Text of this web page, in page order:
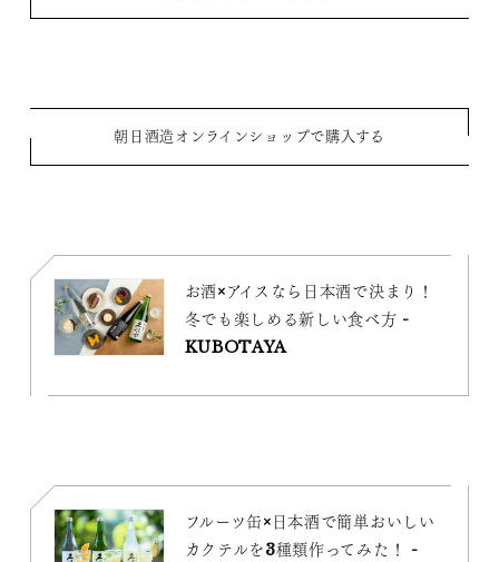
朝日酒造オンラインショップで購入する
お酒×アイスなら日本酒で決まり！
冬でも楽しめる新しい食べ方 -
KUBOTAYA
フルーツ缶×日本酒で簡単おいしい
カクテルを3種類作ってみた！ -